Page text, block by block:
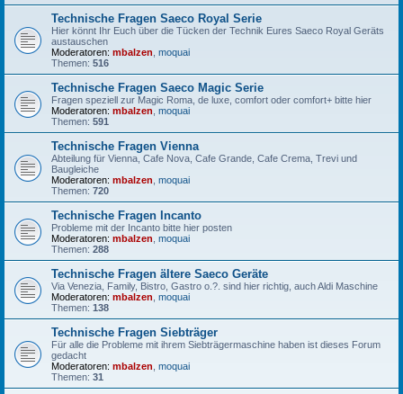
Technische Fragen Saeco Royal Serie
Hier könnt Ihr Euch über die Tücken der Technik Eures Saeco Royal Geräts
austauschen
Moderatoren: mbalzen moquai
Themen: 516
Technische Fragen Saeco Magic Serie
Fragen speziell zur Magic Roma, de luxe, comfort oder comfort+ bitte hier
Moderatoren: mbalzen moquai
Themen: 591
Technische Fragen Vienna
Abteilung für Vienna, Cafe Nova, Cafe Grande, Cafe Crema, Trevi und
Baugleiche
Moderatoren: mbalzen moquai
Themen: 720
Technische Fragen Incanto
Probleme mit der Incanto bitte hier posten
Moderatoren: mbalzen moquai
Themen: 288
Technische Fragen ältere Saeco Geräte
Via Venezia, Family, Bistro, Gastro o.?. sind hier richtig, auch Aldi Maschine
Moderatoren: mbalzen moquai
Themen: 138
Technische Fragen Siebträger
Für alle die Probleme mit ihrem Siebträgermaschine haben ist dieses Forum
gedacht
Moderatoren: mbalzen moquai
Themen: 31